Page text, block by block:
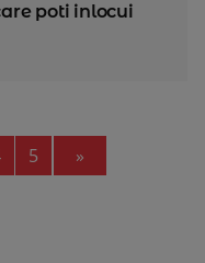
poti inlocui
5 »